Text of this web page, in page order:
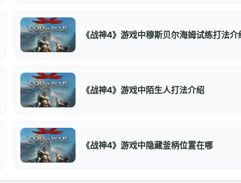
《战神4》游戏中穆斯贝尔海姆试练打法介
《战神4》游戏中陌生人打法介绍
《战神4》游戏中隐藏釜柄位置在哪